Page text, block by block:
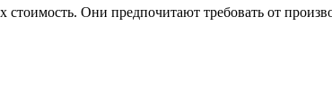
Они предпочитают требовать от